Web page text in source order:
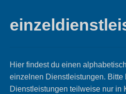
Hier findest du einen
einzelnen Dienstleistungen. Bitte
Dienstleistungen teilweise nur in